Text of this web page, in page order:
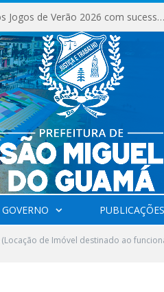
São Miguel do Guamá encerra os Jogos de Verão 2026 com sucesso de público e competições.
(Locação de Imóvel destinado ao